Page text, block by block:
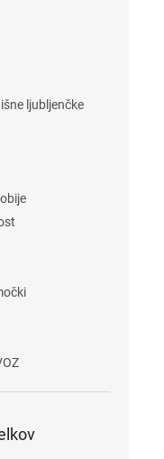
ljubljenčke